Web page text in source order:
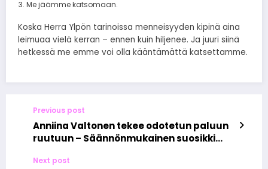
Me jäämme katsomaan.
Koska Herra Ylpön tarinoissa menneisyyden kipinä aina
leimuaa vielä kerran – ennen kuin hiljenee. Ja juuri siinä
hetkessä me emme voi olla kääntämättä katsettamme.
Previous post
Anniina Valtonen tekee odotetun paluun
ruutuun – Säännönmukainen suosikki
Next post